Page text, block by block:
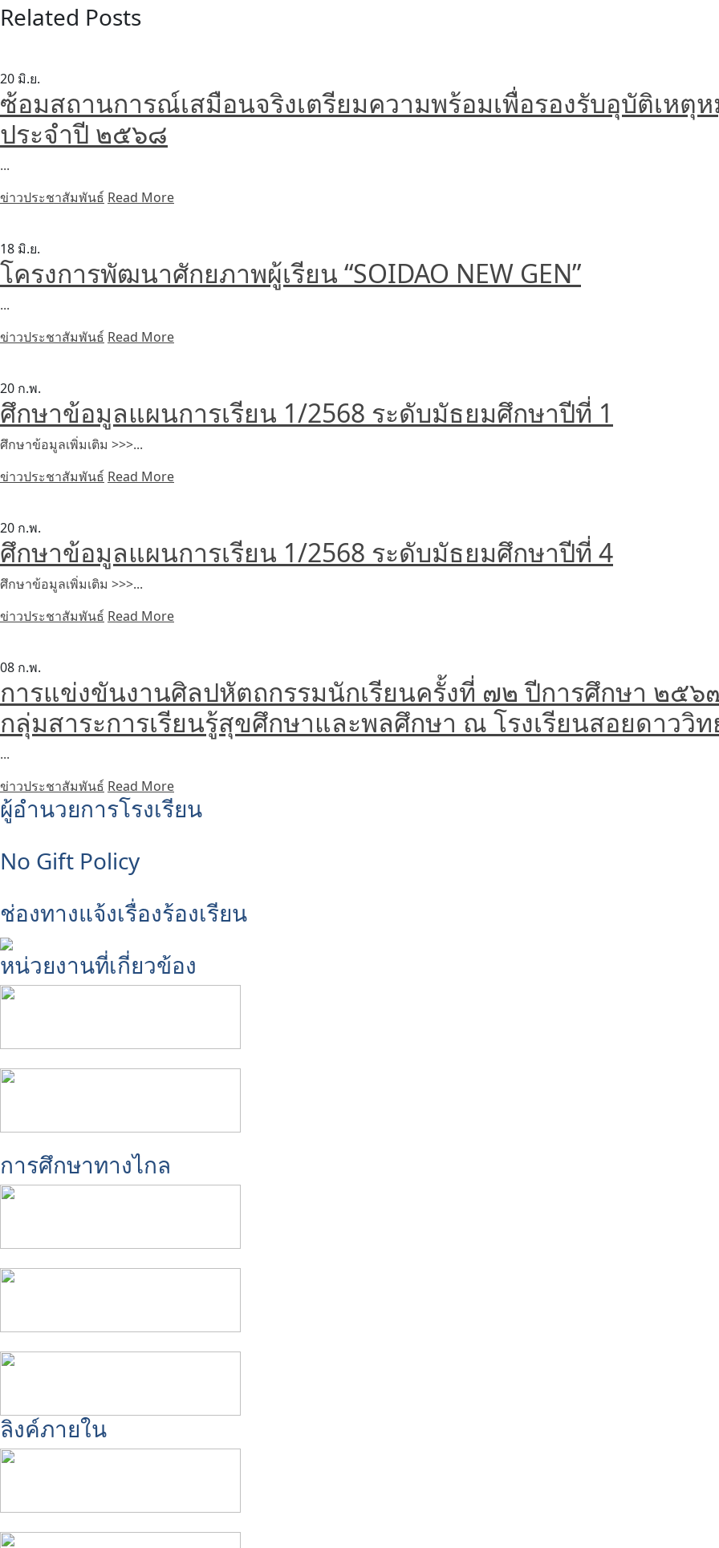
Related Posts
20 มิ.ย.
ซ้อมสถานการณ์เสมือนจริงเตรียมความพร้อมเพื่อรองรับอุบัติเหตุ
ประจำปี ๒๕๖๘
...
ข่าวประชาสัมพันธ์ Read More
18 มิ.ย.
โครงการพัฒนาศักยภาพผู้เรียน “SOIDAO NEW GEN”
...
ข่าวประชาสัมพันธ์ Read More
20 ก.พ.
ศึกษาข้อมูลแผนการเรียน 1/2568 ระดับมัธยมศึกษาปีที่ 1
ศึกษาข้อมูลเพิ่มเติม >>>...
ข่าวประชาสัมพันธ์ Read More
20 ก.พ.
ศึกษาข้อมูลแผนการเรียน 1/2568 ระดับมัธยมศึกษาปีที่ 4
ศึกษาข้อมูลเพิ่มเติม >>>...
ข่าวประชาสัมพันธ์ Read More
08 ก.พ.
การแข่งขันงานศิลปหัตถกรรมนักเรียนครั้งที่ ๗๒ ปีการศึกษา ๒๕๖
กลุ่มสาระการเรียนรู้สุขศึกษาและพลศึกษา ณ โรงเรียนสอยดาววิท
...
ข่าวประชาสัมพันธ์ Read More
ผู้อำนวยการโรงเรียน
No Gift Policy
ช่องทางแจ้งเรื่องร้องเรียน
หน่วยงานที่เกี่ยวข้อง
การศึกษาทางไกล
ลิงค์ภายใน